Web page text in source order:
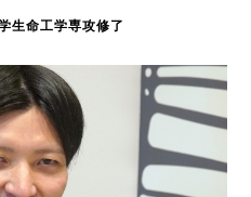
生命工学専攻修了